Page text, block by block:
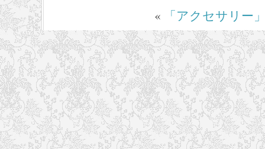
«
「アクセサリー